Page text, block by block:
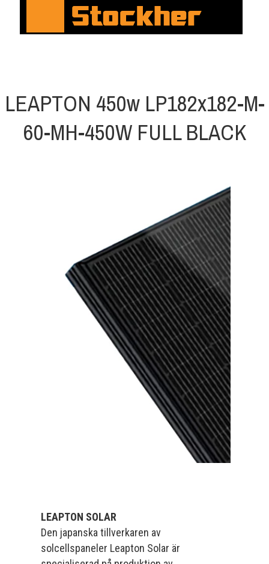
LEAPTON 450w LP182x182-M-
60-MH-450W FULL BLACK
LEAPTON SOLAR
Den japanska tillverkaren av
solcellspaneler Leapton Solar är